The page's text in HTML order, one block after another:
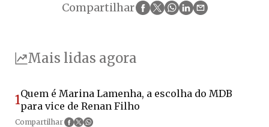
Compartilhar
Mais lidas agora
1Quem é Marina Lamenha, a escolha do MDB
para vice de Renan Filho
Compartilhar